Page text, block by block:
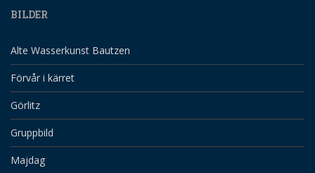
BILDER
Alte Wasserkunst Bautzen
Förvår i kärret
Görlitz
Gruppbild
Majdag